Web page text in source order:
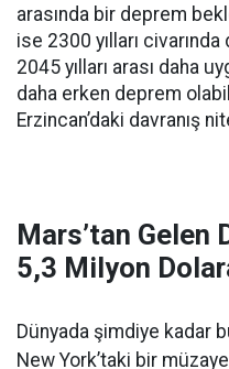
arasında bir deprem
ise 2300 yılları
2045 yılları arası daha
daha erken deprem
Erzincan’daki davranış
Mars’tan Gelen
5,3 Milyon
Dünyada şimdiye kadar
New York’taki bir